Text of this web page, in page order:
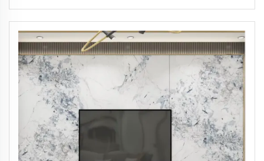
Elegantska Tamno Plava Unutrašnja Ploča
od Bambusovih Vlakna za Zid